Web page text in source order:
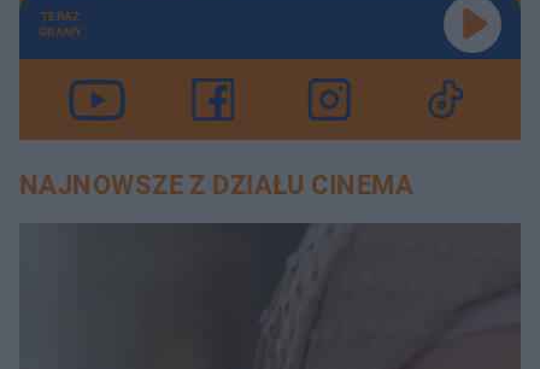
TERAZ
GRAMY
NAJNOWSZE Z DZIAŁU CINEMA